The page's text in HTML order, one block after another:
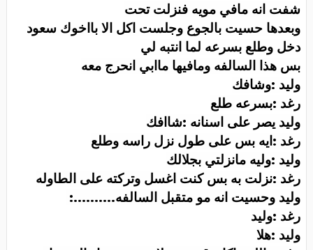
شفت انه مافي مويه فنزلت تحت
وبعدها حسيت بالجوع وجلست اكل الا بااخوك سعود
دخل وطلع بسرعه لما انتبه لي
بس هذا السالفه ومافيها ماابي انحرج معه
وليد :وشافك
رغد :بسرعه طلع
وليد يصر على اسنانه :شاافك
رغد :ايه بس على طول نزل راسه وطلع
وليد :وليه مانزلتي بجلالك
رغد :نزلت به بس كنت اغسل وتركته على الطاوله
وليد وحسيت انه مو متقبل السالفه:..........
رغد :وليد
وليد :هلا